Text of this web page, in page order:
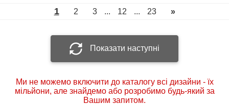
1 2 3 ... 12 ... 23 »
Показати наступні
Ми не можемо включити до каталогу всі дизайни - їх
мільйони, але знайдемо або розробимо будь-який за
Вашим запитом.